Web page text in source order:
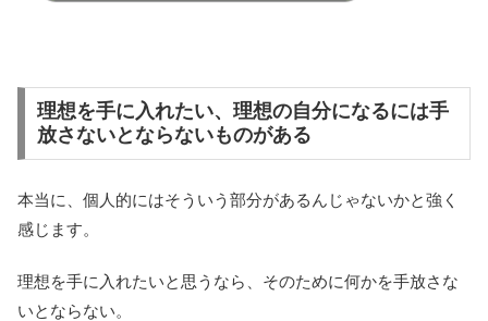
理想を手に入れたい、理想の自分になるには手
放さないとならないものがある
本当に、個人的にはそういう部分があるんじゃないかと強く
感じます。
理想を手に入れたいと思うなら、そのために何かを手放さな
いとならない。